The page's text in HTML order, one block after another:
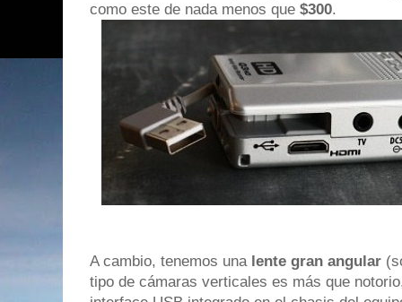
como este de nada menos que $300.
A cambio, tenemos unalente gran angular
tipo de cámaras verticales es más que